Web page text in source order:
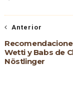
Anterior
Wetti y Babs de
Nöstlinger